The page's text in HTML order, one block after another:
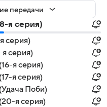
передачи
я серия)
серия)
серия)
я серия)
я серия)
Поби)
я серия)